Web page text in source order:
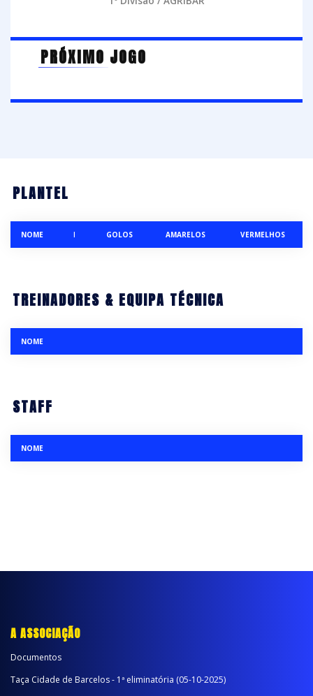
PRÓXIMO JOGO
PLANTEL
NOME I GOLOS AMARELOS VERMELHOS
TREINADORES & EQUIPA TÉCNICA
NOME
STAFF
NOME
A ASSOCIAÇÃO
Documentos
Taça Cidade de Barcelos - 1ª eliminatória (05-10-2025)